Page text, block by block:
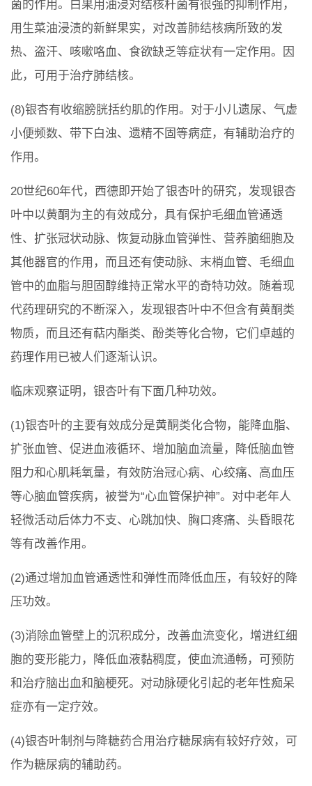
菌的作用。白果用油浸对结核杆菌有很强的抑制作用，
用生菜油浸渍的新鲜果实，对改善肺结核病所致的发
热、盗汗、咳嗽咯血、食欲缺乏等症状有一定作用。因
此，可用于治疗肺结核。
(8)银杏有收缩膀胱括约肌的作用。对于小儿遗尿、气虚
小便频数、带下白浊、遗精不固等病症，有辅助治疗的
作用。
20世纪60年代，西德即开始了银杏叶的研究，发现银杏
叶中以黄酮为主的有效成分，具有保护毛细血管通透
性、扩张冠状动脉、恢复动脉血管弹性、营养脑细胞及
其他器官的作用，而且还有使动脉、末梢血管、毛细血
管中的血脂与胆固醇维持正常水平的奇特功效。随着现
代药理研究的不断深入，发现银杏叶中不但含有黄酮类
物质，而且还有萜内酯类、酚类等化合物，它们卓越的
药理作用已被人们逐渐认识。
临床观察证明，银杏叶有下面几种功效。
(1)银杏叶的主要有效成分是黄酮类化合物，能降血脂、
扩张血管、促进血液循环、增加脑血流量，降低脑血管
阻力和心肌耗氧量，有效防治冠心病、心绞痛、高血压
等心脑血管疾病，被誉为“心血管保护神”。对中老年人
轻微活动后体力不支、心跳加快、胸口疼痛、头昏眼花
等有改善作用。
(2)通过增加血管通透性和弹性而降低血压，有较好的降
压功效。
(3)消除血管壁上的沉积成分，改善血流变化，增进红细
胞的变形能力，降低血液黏稠度，使血流通畅，可预防
和治疗脑出血和脑梗死。对动脉硬化引起的老年性痴呆
症亦有一定疗效。
(4)银杏叶制剂与降糖药合用治疗糖尿病有较好疗效，可
作为糖尿病的辅助药。